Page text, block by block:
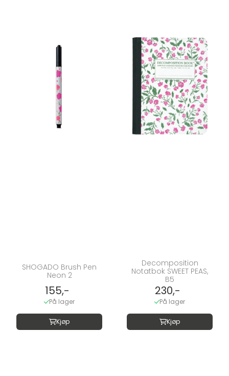
SHOGADO Brush Pen
Neon 2
155,-
På lager
Kjøp
Decomposition
Notatbok SWEET PEAS,
B5
230,-
På lager
Kjøp